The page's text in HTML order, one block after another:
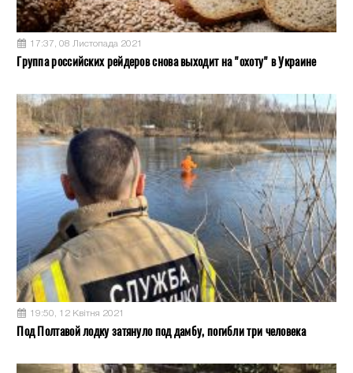
17:37, 08 Листопада 2021
Группа российских рейдеров снова выходит на "охоту" в Украине
19:50, 12 Квітня 2021
Под Полтавой лодку затянуло под дамбу, погибли три человека